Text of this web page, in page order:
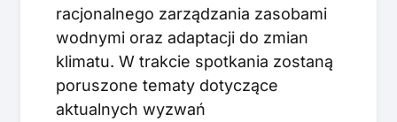
racjonalnego zarządzania zasobami
wodnymi oraz adaptacji do zmian
klimatu. W trakcie spotkania zostaną
poruszone tematy dotyczące
aktualnych wyzwań